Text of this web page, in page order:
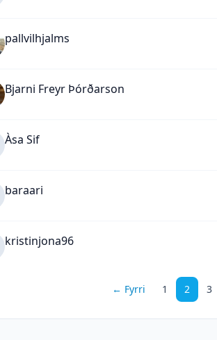
pallvilhjalms
Bjarni Freyr Þórðarson
Àsa Sif
baraari
kristinjona96
← Fyrri 1 2 3